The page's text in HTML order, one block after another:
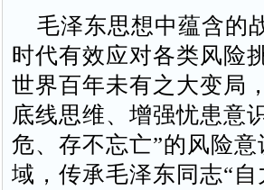
毛泽东思想中蕴含的
时代有效应对各类风险
世界百年未有之大变局
底线思维、增强忧患意
危、存不忘亡”的风险
域，传承毛泽东同志“